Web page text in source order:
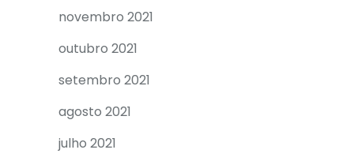
novembro 2021
outubro 2021
setembro 2021
agosto 2021
julho 2021